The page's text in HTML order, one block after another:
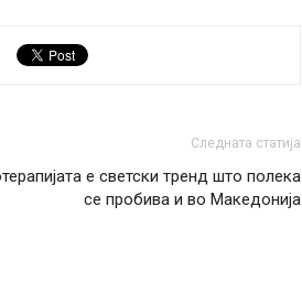
Следната статија
е светски тренд што полека
се пробива и во Македонија